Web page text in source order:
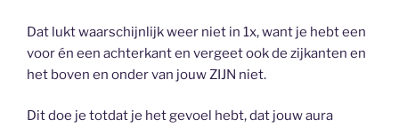
Dat lukt waarschijnlijk weer niet in 1x, want je hebt een
voor én een achterkant en vergeet ook de zijkanten en
het boven en onder van jouw ZIJN niet.
Dit doe je totdat je het gevoel hebt, dat jouw aura